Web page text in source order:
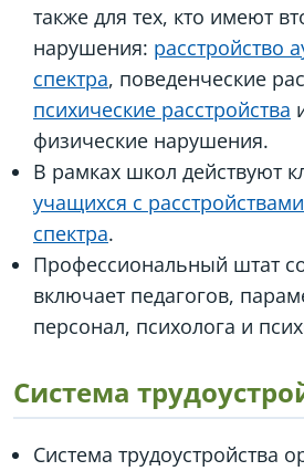
также для тех, кто имеют
нарушения: расстройство
спектра, поведенческие
психические расстройства
физические нарушения.
В рамках школ действуют
учащихся с
спектра.
Профессиональный штат
включает педагогов,
персонал, психолога и
Система
Система трудоустройства